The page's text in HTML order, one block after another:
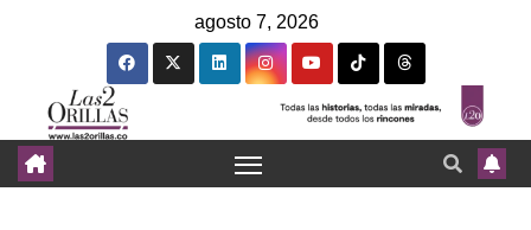
agosto 7, 2026